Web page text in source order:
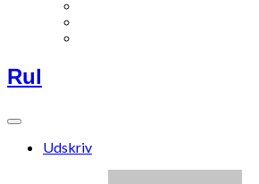
Rul
Udskriv